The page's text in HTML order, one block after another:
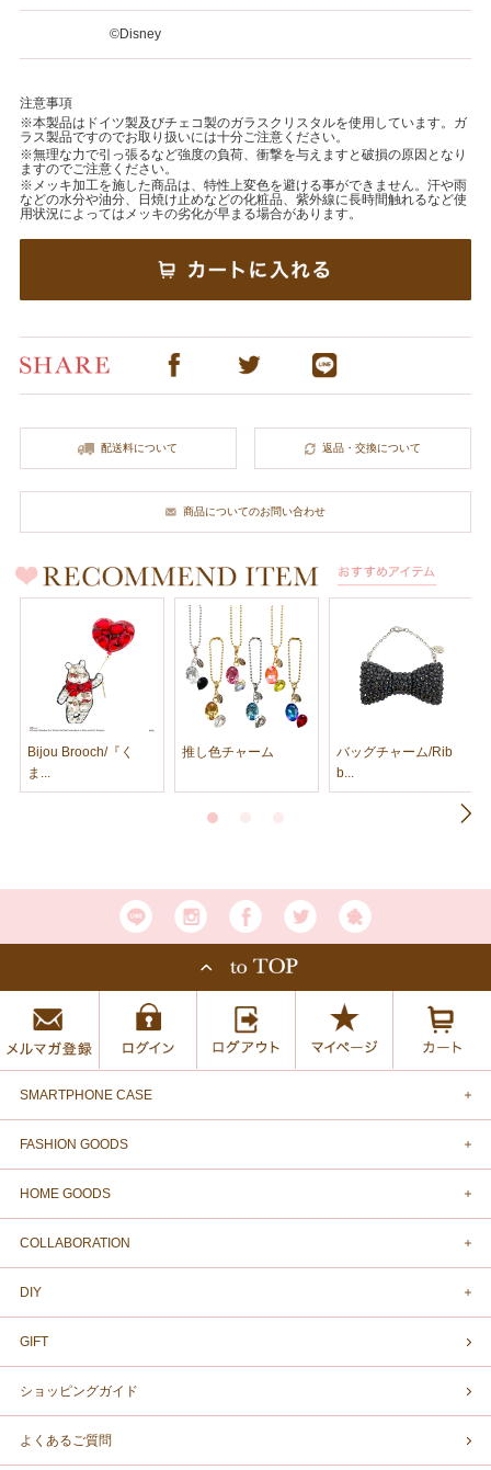
©️Disney
注意事項
※本製品はドイツ製及びチェコ製のガラスクリスタルを使用しています。ガ
ラス製品ですのでお取り扱いには十分ご注意ください。
※無理な力で引っ張るなど強度の負荷、衝撃を与えますと破損の原因となり
ますのでご注意ください。
※メッキ加工を施した商品は、特性上変色を避ける事ができません。汗や雨
などの水分や油分、日焼け止めなどの化粧品、紫外線に長時間触れるなど使
用状況によってはメッキの劣化が早まる場合があります。
配送料について 返品・交換について
商品についてのお問い合わせ
Bijou Brooch/『く
ま...
推し色チャーム
バッグチャーム/Rib
b...
SMARTPHONE CASE
FASHION GOODS
HOME GOODS
COLLABORATION
DIY
GIFT
ショッピングガイド
よくあるご質問